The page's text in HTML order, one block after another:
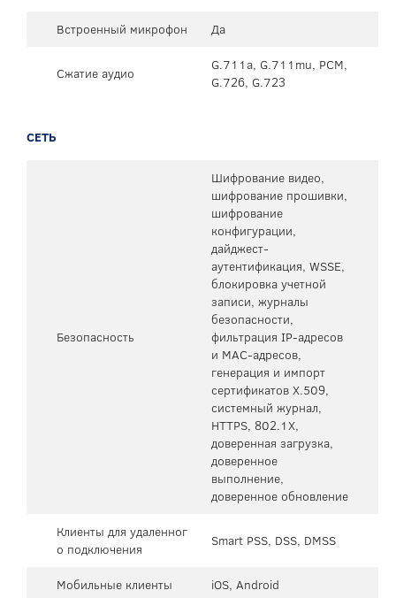
Встроенный микрофон Да
Сжатие аудио
G.711a, G.711mu, PCM,
G.726, G.723
СЕТЬ
Безопасность
Шифрование видео,
шифрование прошивки,
шифрование
конфигурации,
дайджест-
аутентификация, WSSE,
блокировка учетной
записи, журналы
безопасности,
фильтрация IP-адресов
и MAC-адресов,
генерация и импорт
сертификатов X.509,
системный журнал,
HTTPS, 802.1X,
доверенная загрузка,
доверенное
выполнение,
доверенное обновление
Клиенты для удаленног
о подключения
Smart PSS, DSS, DMSS
Мобильные клиенты iOS, Android